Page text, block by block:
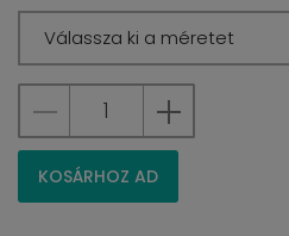
Válassza ki a méretet
KOSÁRHOZ AD